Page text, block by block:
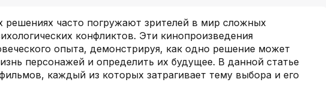
часто погружают зрителей в мир сложных
конфликтов. Эти кинопроизведения
опыта, демонстрируя, как одно решение может
персонажей и определить их будущее. В данной статье
каждый из которых затрагивает тему выбора и его